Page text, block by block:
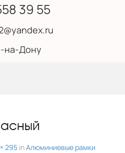
39 55
на-Дону
295inАлюминиевые рамки